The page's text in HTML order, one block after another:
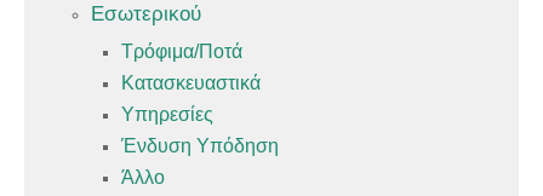
Εσωτερικού
Τρόφιμα/Ποτά
Κατασκευαστικά
Υπηρεσίες
Ένδυση Υπόδηση
Άλλο